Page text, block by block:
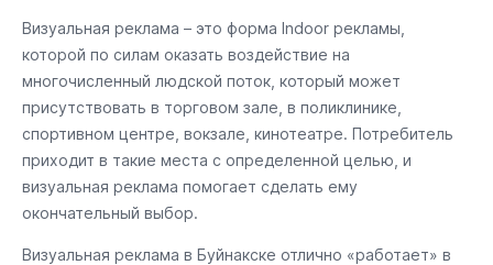
Визуальная реклама – это форма Indoor рекламы,
которой по силам оказать воздействие на
многочисленный людской поток, который может
присутствовать в торговом зале, в поликлинике,
спортивном центре, вокзале, кинотеатре. Потребитель
приходит в такие места с определенной целью, и
визуальная реклама помогает сделать ему
окончательный выбор.
Визуальная реклама в Буйнакске отлично «работает» в